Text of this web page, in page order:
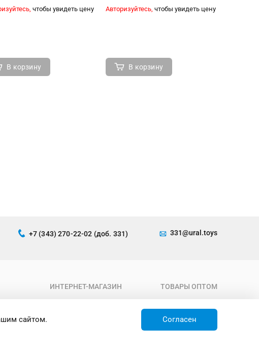
чтобы увидеть цену
В корзину
Авторизуйтесь, чтобы увидеть цену
В корзину
+7 (343) 270-22-02 (доб. 331) 331@ural.toys
ИНТЕРНЕТ-МАГАЗИН
ТОВАРЫ ОПТОМ
Новинки
Товары недели
сайтом. Согласен